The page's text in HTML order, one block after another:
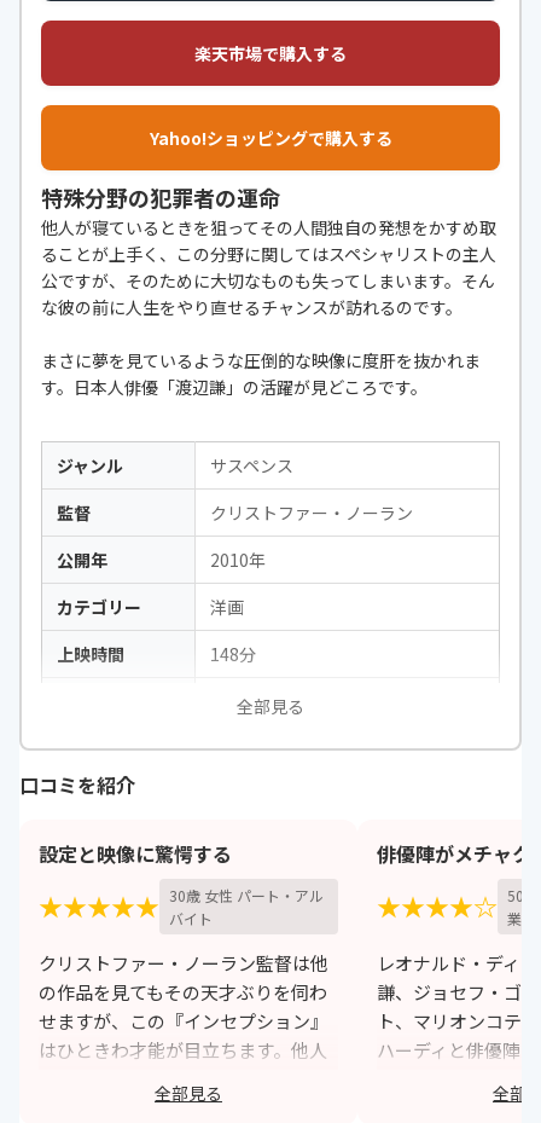
楽天市場で購入する
Yahoo!ショッピングで購入する
特殊分野の犯罪者の運命
他人が寝ているときを狙ってその人間独自の発想をかすめ取
ることが上手く、この分野に関してはスペシャリストの主人
公ですが、そのために大切なものも失ってしまいます。そん
な彼の前に人生をやり直せるチャンスが訪れるのです。
まさに夢を見ているような圧倒的な映像に度肝を抜かれま
す。日本人俳優「渡辺謙」の活躍が見どころです。
ジャンル
サスペンス
監督
クリストファー・ノーラン
公開年
2010年
カテゴリー
洋画
上映時間
148分
レオナルド・ディカプリオ、渡辺
トほか
全部見る
口コミを紹介
設定と映像に驚愕する
★★★★★ 30歳 女性 パート・アル
バイト
クリストファー・ノーラン監督は他
の作品を見てもその天才ぶりを伺わ
せますが、この『インセプション』
はひときわ才能が目立ちます。他人
の夢の中に入る、というスタートか
らワクワクしますが、夢の中では現
全部見る
俳優陣がメチャク
★★★★☆ 50
業
レオナルド・ディ
謙、ジョセフ・ゴ
ト、マリオンコテ
ハーディと俳優陣
華。豪華キャスト
ズレることがあり
全部